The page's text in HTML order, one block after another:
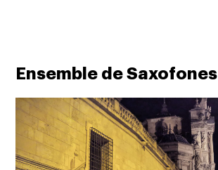
Ensemble de Saxofones